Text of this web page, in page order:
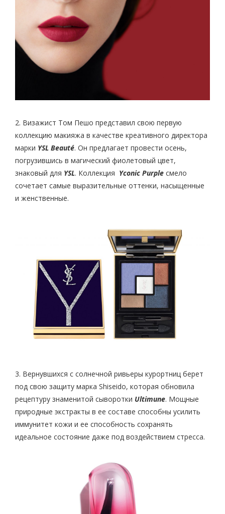
2. Визажист Том Пешо представил свою первую
коллекцию макияжа в качестве креативного директора
марки YSL Beauté. Он предлагает провести осень,
погрузившись в магический фиолетовый цвет,
знаковый для YSL. Коллекция Yconic Purple смело
сочетает самые выразительные оттенки, насыщенные
и женственные.
3. Вернувшихся с солнечной ривьеры курортниц берет
под свою защиту марка Shiseido, которая обновила
рецептуру знаменитой сыворотки Ultimune. Мощные
природные экстракты в ее составе способны усилить
иммунитет кожи и ее способность сохранять
идеальное состояние даже под воздействием стресса.